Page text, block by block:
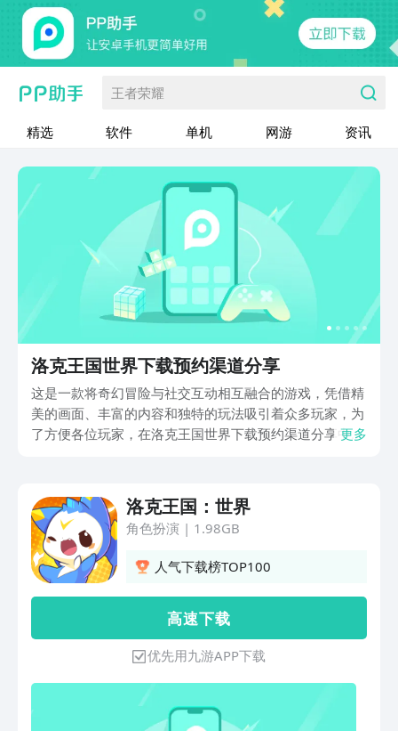
王者荣耀
精选 软件 单机 网游 资讯
洛克王国世界下载预约渠道分享
这是一款将奇幻冒险与社交互动相互融合的游戏，凭借精
美的画面、丰富的内容和独特的玩法吸引着众多玩家，为
了方便各位玩家，在洛克王国世界下载预约渠道分享中，
过哟！
更多
洛克王国：世界
角色扮演 | 1.98GB
人气下载榜TOP100
高 速 下 载
优先用九游APP下载